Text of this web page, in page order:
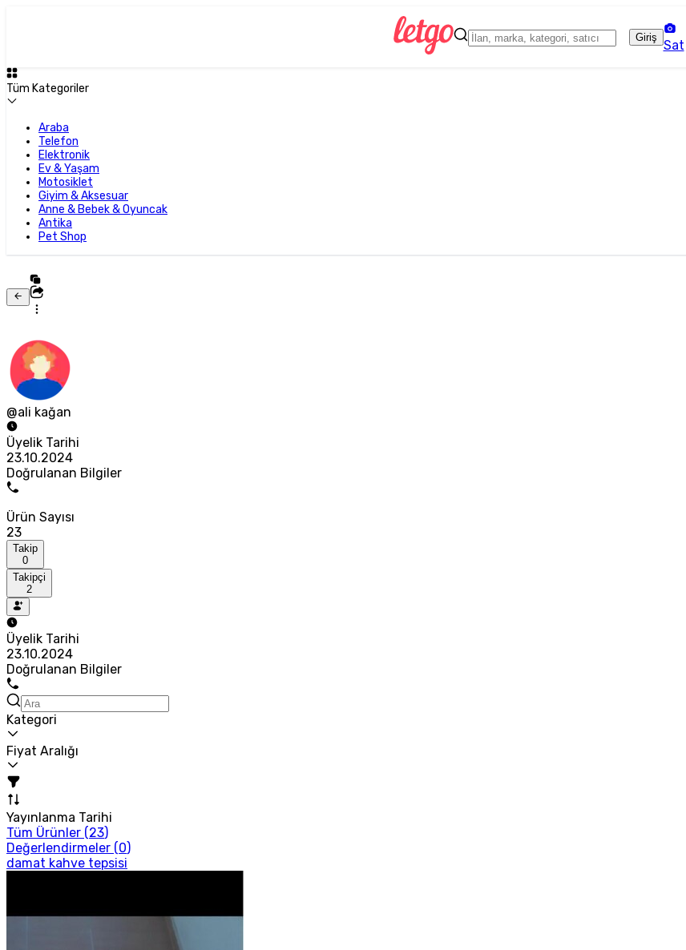
Giriş
Sat
Tüm Kategoriler
Araba
Telefon
Elektronik
Ev & Yaşam
Motosiklet
Giyim & Aksesuar
Anne & Bebek & Oyuncak
Antika
Pet Shop
@ali kağan
Üyelik Tarihi
23.10.2024
Doğrulanan Bilgiler
Ürün Sayısı
23
Takip
0
Takipçi
2
Üyelik Tarihi
23.10.2024
Doğrulanan Bilgiler
Kategori
Fiyat Aralığı
Yayınlanma Tarihi
Tüm Ürünler (23)
Değerlendirmeler (0)
damat kahve tepsisi